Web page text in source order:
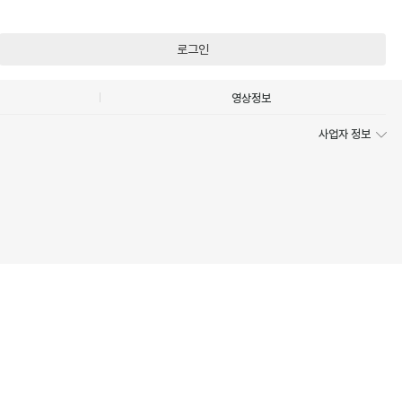
로그인
영상정보
사업자 정보